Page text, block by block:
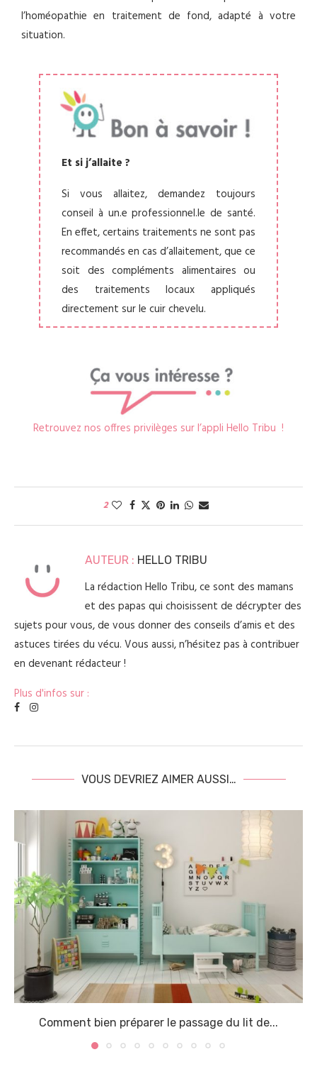
l’homéopathie en traitement de fond, adapté à votre
situation.
Et si j’allaite ?
Si vous allaitez, demandez toujours
conseil à un.e professionnel.le de santé.
En effet, certains traitements ne sont pas
recommandés en cas d’allaitement, que ce
soit des compléments alimentaires ou
des traitements locaux appliqués
directement sur le cuir chevelu.
Retrouvez nos offres privilèges sur l’appli Hello Tribu !
2
AUTEUR : HELLO TRIBU
La rédaction Hello Tribu, ce sont des mamans
et des papas qui choisissent de décrypter des
sujets pour vous, de vous donner des conseils d’amis et des
astuces tirées du vécu. Vous aussi, n’hésitez pas à contribuer
en devenant rédacteur !
Plus d'infos sur :
VOUS DEVRIEZ AIMER AUSSI…
Comment bien préparer le passage du lit de...